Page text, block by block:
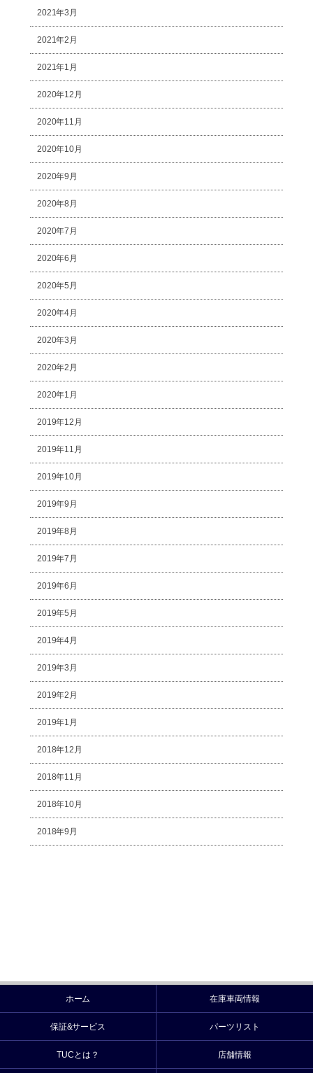
2021年3月
2021年2月
2021年1月
2020年12月
2020年11月
2020年10月
2020年9月
2020年8月
2020年7月
2020年6月
2020年5月
2020年4月
2020年3月
2020年2月
2020年1月
2019年12月
2019年11月
2019年10月
2019年9月
2019年8月
2019年7月
2019年6月
2019年5月
2019年4月
2019年3月
2019年2月
2019年1月
2018年12月
2018年11月
2018年10月
2018年9月
ホーム 在庫車両情報
保証&サービス パーツリスト
TUCとは？ 店舗情報